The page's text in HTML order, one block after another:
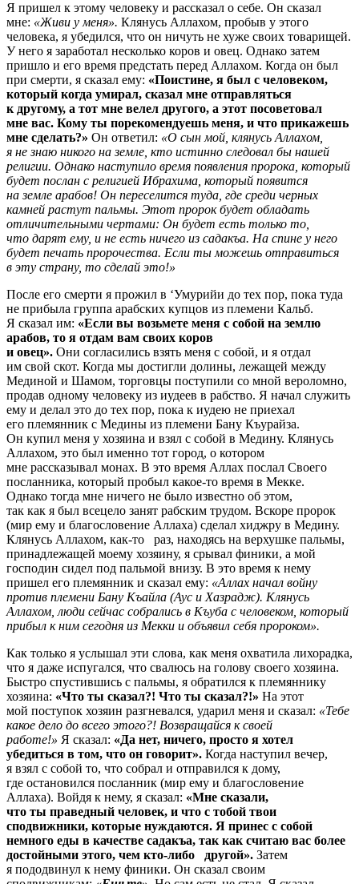
Я пришел к этому человеку и рассказал о себе. Он сказал
мне: «Живи у меня». Клянусь Аллахом, пробыв у этого
человека, я убедился, что он ничуть не хуже своих товарищей.
У него я заработал несколько коров и овец. Однако затем
пришло и его время предстать перед Аллахом. Когда он был
при смерти, я сказал ему: «Поистине, я был с человеком,
который когда умирал, сказал мне отправляться
к другому, а тот мне велел другого, а этот посоветовал
мне вас. Кому ты порекомендуешь меня, и что прикажешь
мне сделать?» Он ответил: «О сын мой, клянусь Аллахом,
я не знаю никого на земле, кто истинно следовал бы нашей
религии. Однако наступило время появления пророка, который
будет послан с религией Ибрахима, который появится
на земле арабов! Он переселится туда, где среди черных
камней растут пальмы. Этот пророк будет обладать
отличительными чертами: Он будет есть только то,
что дарят ему, и не есть ничего из садакъа. На спине у него
будет печать пророчества. Если ты можешь отправиться
в эту страну, то сделай это!»
После его смерти я прожил в ‘Умурийи до тех пор, пока туда
не прибыла группа арабских купцов из племени Кальб.
Я сказал им: «Если вы возьмете меня с собой на землю
арабов, то я отдам вам своих коров
и овец». Они согласились взять меня с собой, и я отдал
им свой скот. Когда мы достигли долины, лежащей между
Мединой и Шамом, торговцы поступили со мной вероломно,
продав одному человеку из иудеев в рабство. Я начал служить
ему и делал это до тех пор, пока к иудею не приехал
его племянник с Медины из племени Бану Къурайза.
Он купил меня у хозяина и взял с собой в Медину. Клянусь
Аллахом, это был именно тот город, о котором
мне рассказывал монах. В это время Аллах послал Своего
посланника, который пробыл какое-то время в Мекке.
Однако тогда мне ничего не было известно об этом,
так как я был всецело занят рабским трудом. Вскоре пророк
(мир ему и благословение Аллаха) сделал хиджру в Медину.
Клянусь Аллахом, как-то раз, находясь на верхушке пальмы,
принадлежащей моему хозяину, я срывал финики, а мой
господин сидел под пальмой внизу. В это время к нему
пришел его племянник и сказал ему: «Аллах начал войну
против племени Бану Къайла (Аус и Хазрадж). Клянусь
Аллахом, люди сейчас собрались в Къуба с человеком, который
прибыл к ним сегодня из Мекки и объявил себя пророком».
Как только я услышал эти слова, как меня охватила лихорадка,
что я даже испугался, что свалюсь на голову своего хозяина.
Быстро спустившись с пальмы, я обратился к племяннику
хозяина: «Что ты сказал?! Что ты сказал?!» На этот
мой поступок хозяин разгневался, ударил меня и сказал: «Тебе
какое дело до всего этого?! Возвращайся к своей
работе!» Я сказал: «Да нет, ничего, просто я хотел
убедиться в том, что он говорит». Когда наступил вечер,
я взял с собой то, что собрал и отправился к дому,
где остановился посланник (мир ему и благословение
Аллаха). Войдя к нему, я сказал: «Мне сказали,
что ты праведный человек, и что с тобой твои
сподвижники, которые нуждаются. Я принес с собой
немного еды в качестве садакъа, так как считаю вас более
достойными этого, чем кто-либо другой». Затем
я пододвинул к нему финики. Он сказал своим